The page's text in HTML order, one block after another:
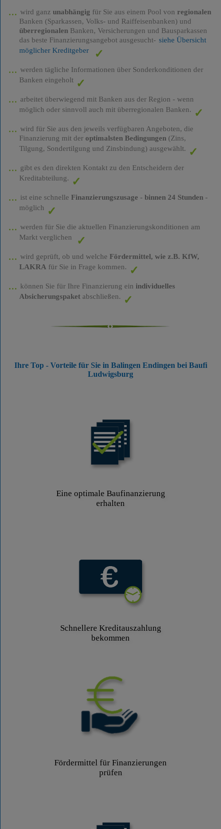
wird ganz unabhängig für Sie aus einem Pool von regionalen
Banken (Sparkassen, Volks- und Raiffeisenbanken) und
überregionalenBanken, Versicherungen und Bausparkassen
das beste Finanzierungsangebot ausgesucht- siehe Übersicht
möglicher Kreditgeber
werden tägliche Informationen über Sonderkonditionen der
Banken eingeholt
arbeitet überwiegend mit Banken aus der Region - wenn
möglich oder sinnvoll auch mit überregionalen Banken.
wird für Sie aus den jeweils verfügbaren Angeboten, die
Finanzierung mit der optimalsten Bedingungen(Zins,
Tilgung, Sondertilgung und Zinsbindung) ausgewählt.
gibt es den direkten Kontakt zu den Entscheidern der
Kreditabteilung.
ist eine schnelle Finanzierungszusage - binnen 24 Stunden-
möglich
werden für Sie die aktuellen Finanzierungskonditionen am
Markt verglichen
wird geprüft, ob und welche Fördermittel, wie z.B. KfW,
LAKRA für Sie in Frage kommen.
können Sie für Ihre Finanzierung ein individuelles
Absicherungspaketabschließen.
Ihre Top - Vorteile für Sie in Balingen Endingen bei Baufi
Ludwigsburg
Eine optimale Baufinanzierung
erhalten
Schnellere Kreditauszahlung
bekommen
Fördermittel für Finanzierungen
prüfen